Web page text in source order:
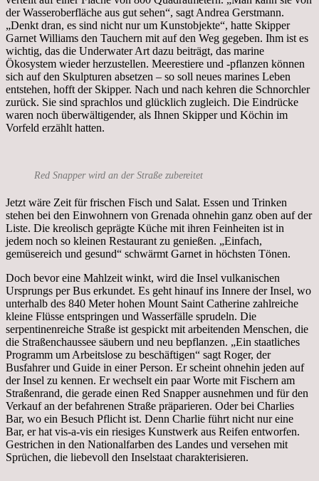
der Wasseroberfläche aus gut sehen“, sagt Andrea Gerstmann.
„Denkt dran, es sind nicht nur um Kunstobjekte“, hatte Skipper
Garnet Williams den Tauchern mit auf den Weg gegeben. Ihm ist es
wichtig, das die Underwater Art dazu beiträgt, das marine
Ökosystem wieder herzustellen. Meerestiere und -pflanzen können
sich auf den Skulpturen absetzen – so soll neues marines Leben
entstehen, hofft der Skipper. Nach und nach kehren die Schnorchler
zurück. Sie sind sprachlos und glücklich zugleich. Die Eindrücke
waren noch überwältigender, als Ihnen Skipper und Köchin im
Vorfeld erzählt hatten.
Red Snapper wird an der Straße zubereitet
Jetzt wäre Zeit für frischen Fisch und Salat. Essen und Trinken
stehen bei den Einwohnern von Grenada ohnehin ganz oben auf der
Liste. Die kreolisch geprägte Küche mit ihren Feinheiten ist in
jedem noch so kleinen Restaurant zu genießen. „Einfach,
gemüsereich und gesund“ schwärmt Garnet in höchsten Tönen.
Doch bevor eine Mahlzeit winkt, wird die Insel vulkanischen
Ursprungs per Bus erkundet. Es geht hinauf ins Innere der Insel, wo
unterhalb des 840 Meter hohen Mount Saint Catherine zahlreiche
kleine Flüsse entspringen und Wasserfälle sprudeln. Die
serpentinenreiche Straße ist gespickt mit arbeitenden Menschen, die
die Straßenchaussee säubern und neu bepflanzen. „Ein staatliches
Programm um Arbeitslose zu beschäftigen“ sagt Roger, der
Busfahrer und Guide in einer Person. Er scheint ohnehin jeden auf
der Insel zu kennen. Er wechselt ein paar Worte mit Fischern am
Straßenrand, die gerade einen Red Snapper ausnehmen und für den
Verkauf an der befahrenen Straße präparieren. Oder bei Charlies
Bar, wo ein Besuch Pflicht ist. Denn Charlie führt nicht nur eine
Bar, er hat vis-a-vis ein riesiges Kunstwerk aus Reifen entworfen.
Gestrichen in den Nationalfarben des Landes und versehen mit
Sprüchen, die liebevoll den Inselstaat charakterisieren.